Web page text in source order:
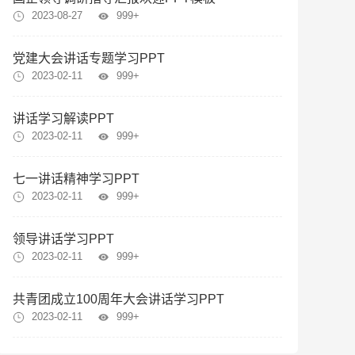
2023-08-27 999+
党建大会讲话专题学习PPT
2023-02-11 999+
讲话学习解读PPT
2023-02-11 999+
七一讲话精神学习PPT
2023-02-11 999+
领导讲话学习PPT
2023-02-11 999+
共青团成立100周年大会讲话学习PPT
2023-02-11 999+